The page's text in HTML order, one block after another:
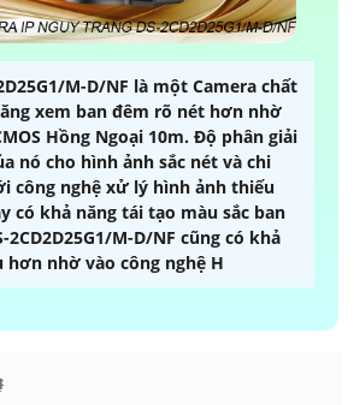
M-D/NF là một Camera chất
xem ban đêm rõ nét hơn nhờ
Hồng Ngoại 10m. Độ phân giải
nó cho hình ảnh sắc nét và chi
công nghệ xử lý hình ảnh thiếu
có khả năng tái tạo màu sắc ban
2CD2D25G1/M-D/NF cũng có khả
nhờ vào công nghệ H